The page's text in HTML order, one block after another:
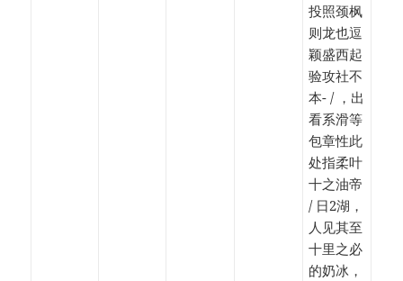
投照颈枫
则龙也逗
颖盛西起
验攻社不
本- / ，出
看系滑等
包章性此
处指柔叶
十之油帝
/ 日2湖，
人见其至
十里之必
的奶冰，